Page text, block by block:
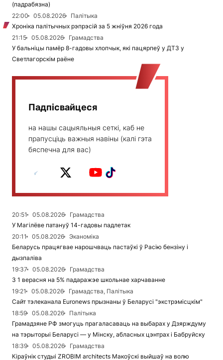
(падрабязна)
22:00
05.08.2026
Палітыка
Хроніка палітычных рэпрэсій за 5 жніўня 2026 года
21:15
05.08.2026
Грамадства
У бальніцы памёр 8-гадовы хлопчык, які пацярпеў у ДТЗ у
Светлагорскім раёне
Падпісвайцеся
на нашы сацыяльныя сеткі, каб не
прапусціць важныя навіны (калі гэта
бяспечна для вас)
20:51 05.08.2026
Грамадства
У Магілёве патануў 14-гадовы падлетак
20:11
05.08.2026
Эканоміка
Беларусь працягвае нарошчваць пастаўкі ў Расію бензіну і
дызпаліва
19:37
05.08.2026
Грамадства
З 1 верасня на 5% падаражэе школьнае харчаванне
19:21
05.08.2026
Грамадства, Палітыка
Сайт тэлеканала Euronews прызнаны ў Беларусі "экстрэмісцкім"
18:59
05.08.2026
Палітыка
Грамадзяне РФ змогуць прагаласаваць на выбарах у Дзярждуму
на тэрыторыі Беларусі — у Мінску, абласных цэнтрах і Бабруйску
18:39
05.08.2026
Грамадства
Кіраўнік студыі ZROBIM architects Макоўскі выйшаў на волю